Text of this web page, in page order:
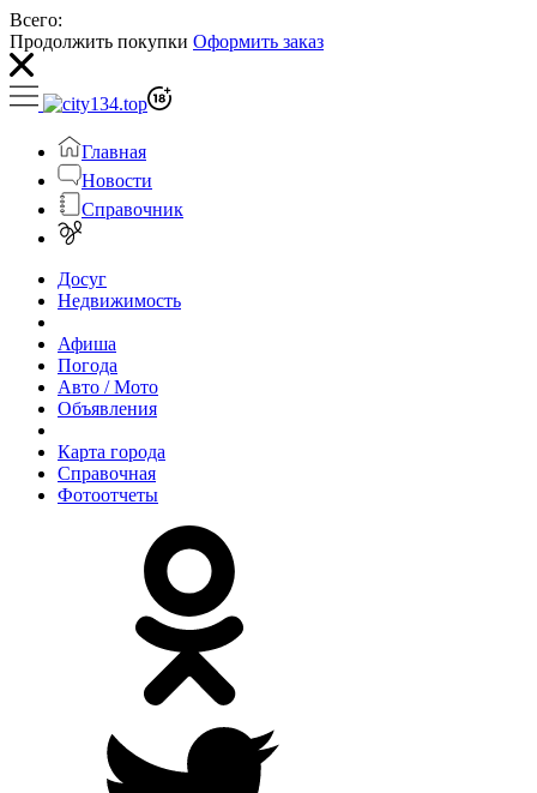
Всего:
Продолжить покупки Оформить заказ
Главная
Новости
Справочник
Досуг
Недвижимость
Афиша
Погода
Авто / Мото
Объявления
Карта города
Справочная
Фотоотчеты